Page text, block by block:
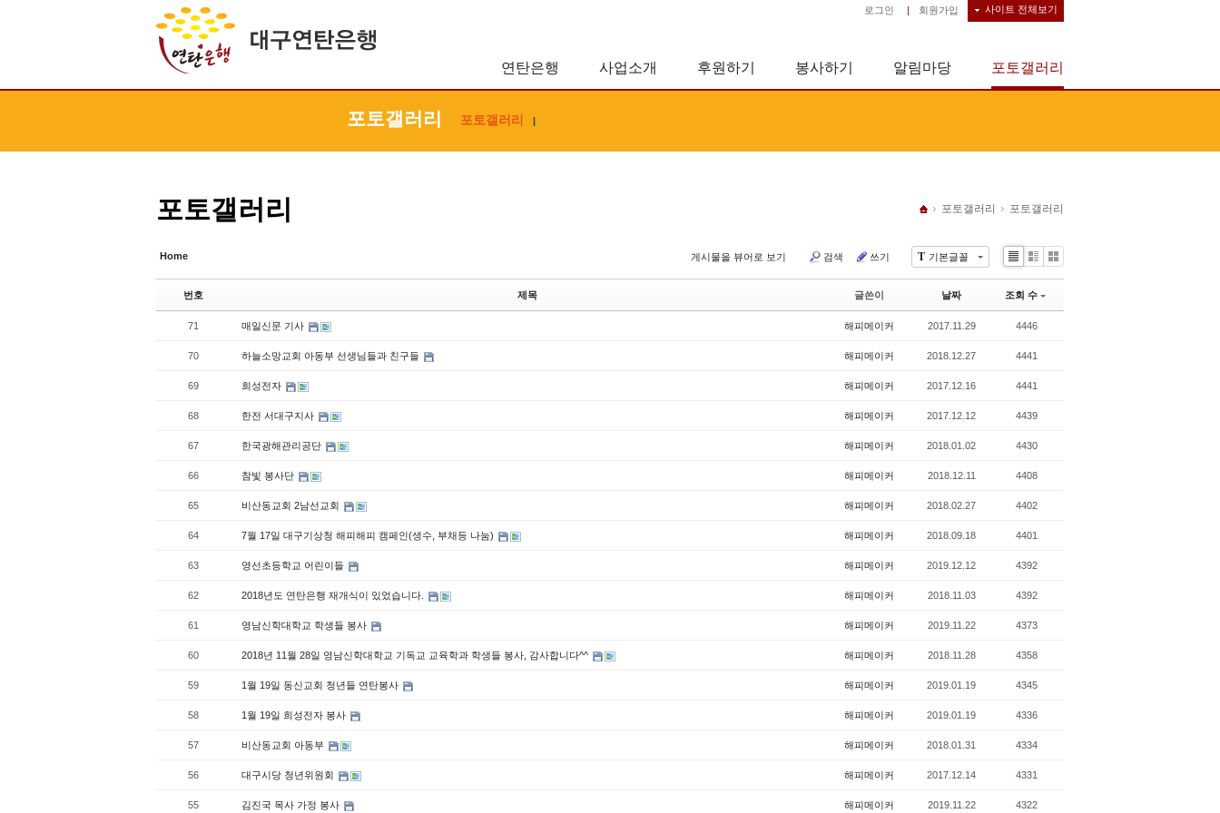
사이트 전체보기
로그인 | 회원가입
연탄은행 사업소개 후원하기 봉사하기 알림마당 포토갤러리
포토갤러리 포토갤러리 |
포토갤러리 포토갤러리 포토갤러리
Home T 기본글꼴
게시물을 뷰어로 보기 검색 쓰기
Li
Zi
e
G
번호 제목 글쓴이 날짜 조회 수
71 매일신문 기사 해피메이커 2017.11.29 4446
70 하늘소망교회 아동부 선생님들과 친구들 해피메이커 2018.12.27 4441
69 희성전자 해피메이커 2017.12.16 4441
68 한전 서대구지사 해피메이커 2017.12.12 4439
67 한국광해관리공단 해피메이커 2018.01.02 4430
66 참빛 봉사단 해피메이커 2018.12.11 4408
65 비산동교회 2남선교회 해피메이커 2018.02.27 4402
64 7월 17일 대구기상청 해피해피 캠페인(생수, 부채등 나눔) 해피메이커 2018.09.18 4401
63 영선초등학교 어린이들 해피메이커 2019.12.12 4392
62 2018년도 연탄은행 재개식이 있었습니다. 해피메이커 2018.11.03 4392
61 영남신학대학교 학생들 봉사 해피메이커 2019.11.22 4373
60 2018년 11월 28일 영남신학대학교 기독교 교육학과 학생들 봉사, 감사합니다^^ 해피메이커 2018.11.28 4358
59 1월 19일 동신교회 청년들 연탄봉사 해피메이커 2019.01.19 4345
58 1월 19일 희성전자 봉사 해피메이커 2019.01.19 4336
57 비산동교회 아동부 해피메이커 2018.01.31 4334
56 대구시당 청년위원회 해피메이커 2017.12.14 4331
55 김진국 목사 가정 봉사 해피메이커 2019.11.22 4322